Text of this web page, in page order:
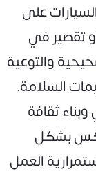
على
تقصير في
والتوعية
السلامة.
ثقافة
بشكل
العمل